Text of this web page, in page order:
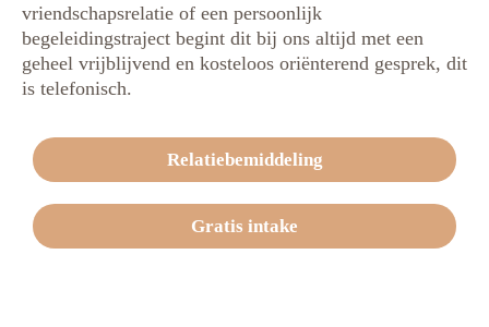
vriendschapsrelatie of een persoonlijk
begeleidingstraject begint dit bij ons altijd met een
geheel vrijblijvend en kosteloos oriënterend gesprek, dit
is telefonisch.
Relatiebemiddeling
Gratis intake